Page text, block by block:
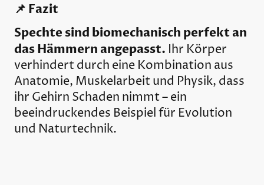
📌 Fazit
Spechte sind biomechanisch perfekt an
das Hämmern angepasst. Ihr Körper
verhindert durch eine Kombination aus
Anatomie, Muskelarbeit und Physik, dass
ihr Gehirn Schaden nimmt – ein
beeindruckendes Beispiel für Evolution
und Naturtechnik.